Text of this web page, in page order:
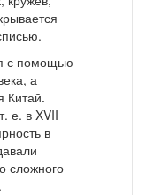
с помощью
а
Китай.
е. в XVII
в
сложного